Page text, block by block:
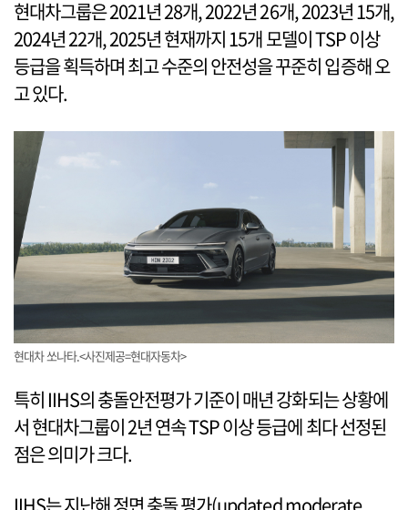
현대차그룹은 2021년 28개, 2022년 26개, 2023년 15개,
2024년 22개, 2025년 현재까지 15개 모델이 TSP 이상
등급을 획득하며 최고 수준의 안전성을 꾸준히 입증해 오
고 있다.
현대차 쏘나타.<사진제공=현대자동차>
특히 IIHS의 충돌안전평가 기준이 매년 강화되는 상황에
서 현대차그룹이 2년 연속 TSP 이상 등급에 최다 선정된
점은 의미가 크다.